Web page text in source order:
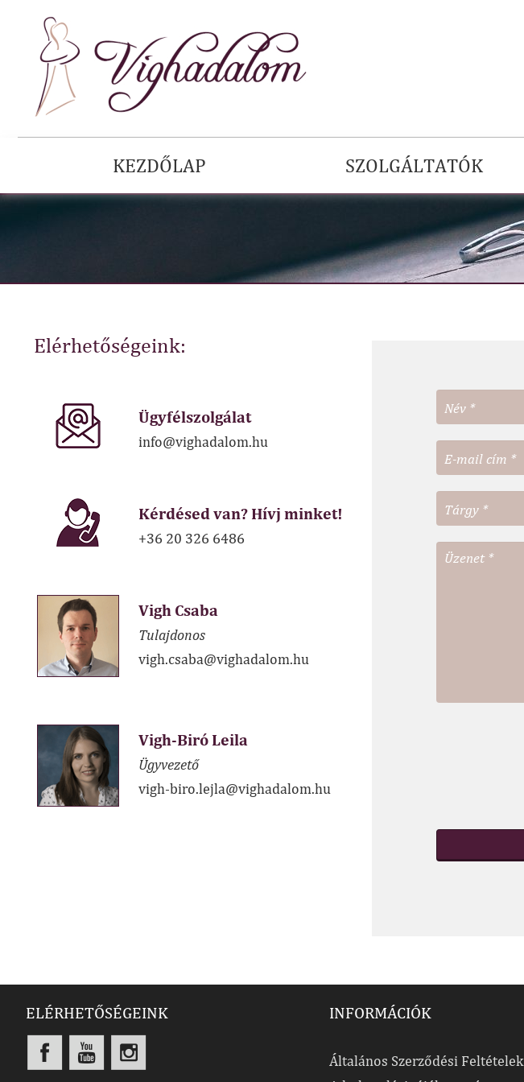
KEZDŐLAP SZOLGÁLTATÓK
Elérhetőségeink:
Ügyfélszolgálat
info@vighadalom.hu
Kérdésed van? Hívj minket!
+36 20 326 6486
Vigh Csaba
Tulajdonos
vigh.csaba@vighadalom.hu
Vigh-Biró Leila
Ügyvezető
vigh-biro.lejla@vighadalom.hu
ELÉRHETŐSÉGEINK INFORMÁCIÓK
Általános Szerződési Feltételek